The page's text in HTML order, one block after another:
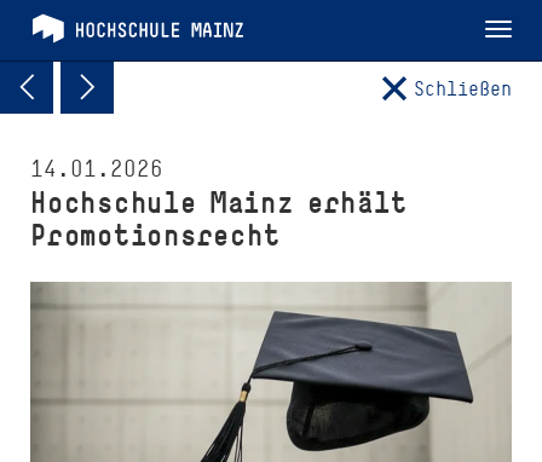
Schließen
14.01.2026
Hochschule Mainz erhält
Promotionsrecht